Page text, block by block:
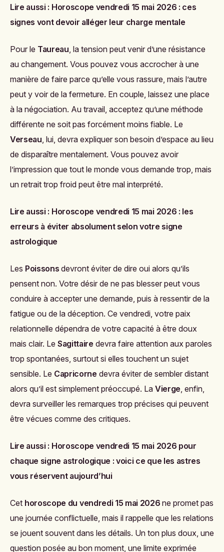
Lire aussi : Horoscope vendredi 15 mai 2026 : ces
signes vont devoir alléger leur charge mentale
Pour le Taureau , la tension peut venir d’une résistance
au changement. Vous pouvez vous accrocher à une
manière de faire parce qu’elle vous rassure, mais l’autre
peut y voir de la fermeture. En couple, laissez une place
à la négociation. Au travail, acceptez qu’une méthode
différente ne soit pas forcément moins fiable. Le
Verseau , lui, devra expliquer son besoin d’espace au lieu
de disparaître mentalement. Vous pouvez avoir
l’impression que tout le monde vous demande trop, mais
un retrait trop froid peut être mal interprété.
Lire aussi : Horoscope vendredi 15 mai 2026 : les
erreurs à éviter absolument selon votre signe
astrologique
Les Poissons devront éviter de dire oui alors qu’ils
pensent non. Votre désir de ne pas blesser peut vous
conduire à accepter une demande, puis à ressentir de la
fatigue ou de la déception. Ce vendredi, votre paix
relationnelle dépendra de votre capacité à être doux
mais clair. Le Sagittaire devra faire attention aux paroles
trop spontanées, surtout si elles touchent un sujet
sensible. Le Capricorne devra éviter de sembler distant
alors qu’il est simplement préoccupé. La Vierge , enfin,
devra surveiller les remarques trop précises qui peuvent
être vécues comme des critiques.
Lire aussi : Horoscope vendredi 15 mai 2026 pour
chaque signe astrologique : voici ce que les astres
vous réservent aujourd’hui
Cet horoscope du vendredi 15 mai 2026 ne promet pas
une journée conflictuelle, mais il rappelle que les relations
se jouent souvent dans les détails. Un ton plus doux, une
question posée au bon moment, une limite exprimée